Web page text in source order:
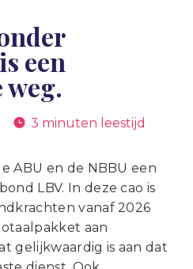
een
3 minuten leestijd
ABU en de NBBU een
LBV. In deze cao is
vanaf 2026
aan
gelijkwaardig is aan dat